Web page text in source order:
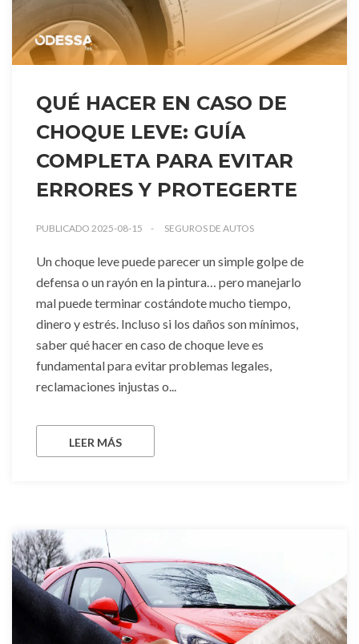
QUÉ HACER EN CASO DE
CHOQUE LEVE: GUÍA
COMPLETA PARA EVITAR
ERRORES Y PROTEGERTE
PUBLICADO 2025-08-15 SEGUROS DE AUTOS
Un choque leve puede parecer un simple golpe de
defensa o un rayón en la pintura… pero manejarlo
mal puede terminar costándote mucho tiempo,
dinero y estrés. Incluso si los daños son mínimos,
saber qué hacer en caso de choque leve es
fundamental para evitar problemas legales,
reclamaciones injustas o...
LEER MÁS